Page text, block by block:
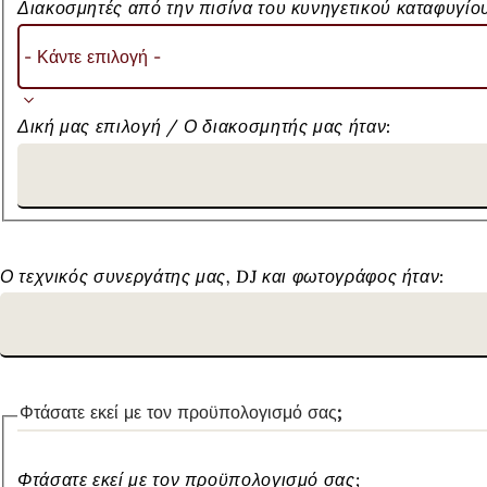
Διακοσμητές από την πισίνα του κυνηγετικού
Δική μας επιλογή / Ο διακοσμητής μας ήταν:
Άλλοι
πάροχοι
Ο τεχνικός συνεργάτης μας, DJ και φωτογράφος ήταν:
Φτάσατε εκεί με τον προϋπολογισμό σας;
Φτάσατε εκεί με τον προϋπολογισμό σας;